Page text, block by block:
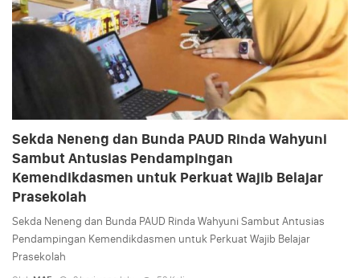
Sekda Neneng dan Bunda PAUD Rinda Wahyuni
Sambut Antusias Pendampingan
Kemendikdasmen untuk Perkuat Wajib Belajar
Prasekolah
Sekda Neneng dan Bunda PAUD Rinda Wahyuni Sambut Antusias
Pendampingan Kemendikdasmen untuk Perkuat Wajib Belajar
Prasekolah